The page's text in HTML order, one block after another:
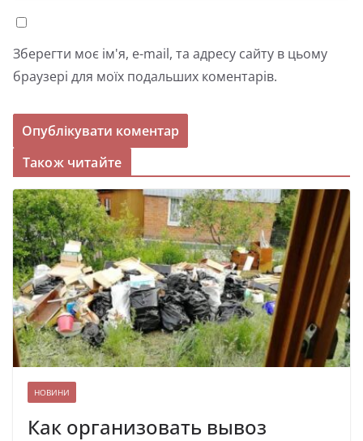
Зберегти моє ім'я, e-mail, та адресу сайту в цьому
браузері для моїх подальших коментарів.
Також читайте
НОВИНИ
Как организовать вывоз